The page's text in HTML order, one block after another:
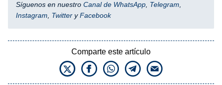
Síguenos en nuestro Canal de WhatsApp, Telegram,
Instagram, Twitter yFacebook
Comparte este artículo